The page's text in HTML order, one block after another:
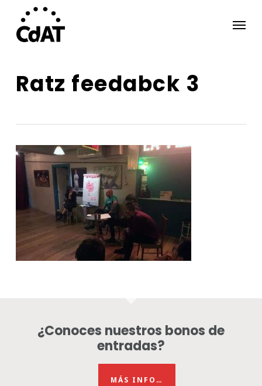
main
Menu
Ratz feedabck 3
¿Conoces nuestros bonos de
entradas?
MÁS INFO…